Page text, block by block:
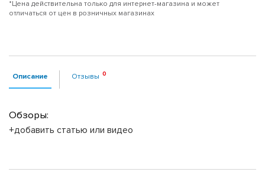
*Цена действительна только для интернет-магазина и может
отличаться от цен в розничных магазинах
Описание Отзывы
Обзоры:
+добавить статью или видео